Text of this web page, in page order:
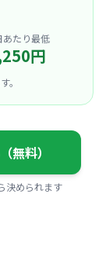
あたり最低
円
。
無料）
決められます